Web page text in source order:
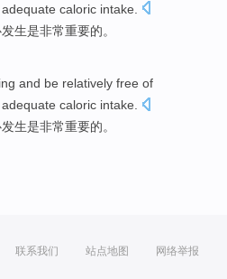
adequate caloric intake
发生是非常重要的。
and be relatively free of
adequate caloric intake.
发生是非常重要的。
联系我们 站点地图 网络举报